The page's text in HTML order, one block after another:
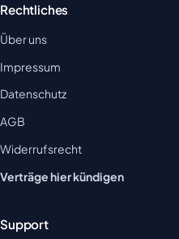
Rechtliches
Über uns
Impressum
Datenschutz
AGB
Widerrufsrecht
Verträge hier kündigen
Support